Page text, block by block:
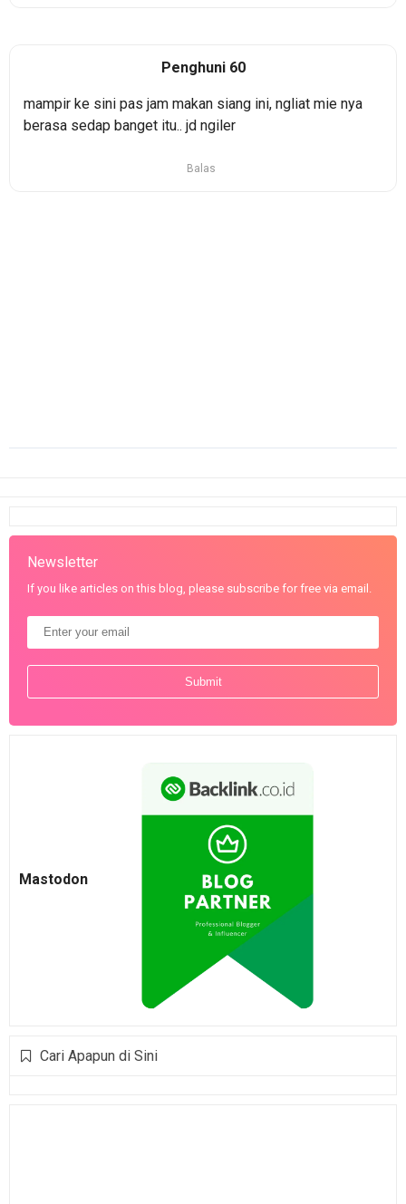
Penghuni 60
mampir ke sini pas jam makan siang ini, ngliat mie nya
berasa sedap banget itu.. jd ngiler
Balas
Newsletter
If you like articles on this blog, please subscribe for free via email.
Mastodon
Cari Apapun di Sini